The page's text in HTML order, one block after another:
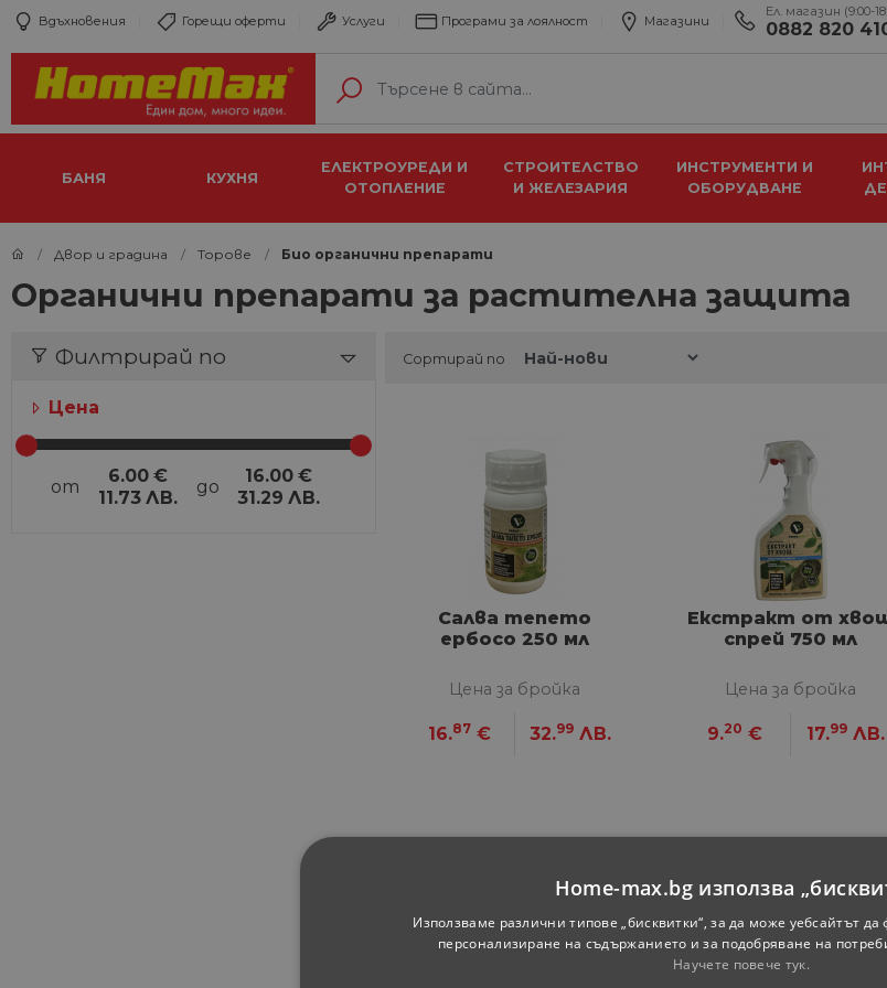
Вдъхновения Горещи оферти Услуги Програми за лоялност Магазини
Ел. магазин (9:00-
0882 820
БАНЯ КУХНЯ
ЕЛЕКТРОУРЕДИ И
ОТОПЛЕНИЕ
СТРОИТЕЛСТВО
И ЖЕЛЕЗАРИЯ
ИНСТРУМЕНТИ И
ОБОРУДВАНЕ
Двор и градина Торове Био органични препарати
Органични препарати за растителна защита
Филтрирай по
Цена
от
6.00 €
11.73 ЛВ.
до
16.00 €
31.29 ЛВ.
Сортирай по
Салва тепето
ербосо 250 мл
Цена за бройка
16.87 € 32.99 ЛВ.
Екстракт от
спрей 750 мл
Цена за бройка
9.20 € 17.99 ЛВ.
Home-max.bg използва
Използваме различни типове „бисквитки“, за да може уебсайтът
персонализиране на съдържанието и за подобряване на
Научете повече тук.